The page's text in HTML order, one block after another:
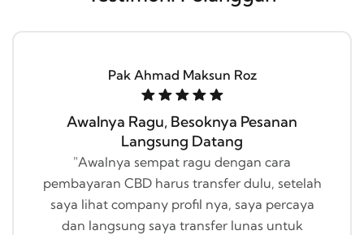
Pak Ahmad Maksun Roz
Awalnya Ragu, Besoknya Pesanan
Langsung Datang
"Awalnya sempat ragu dengan cara
pembayaran CBD harus transfer dulu, setelah
saya lihat company profil nya, saya percaya
dan langsung saya transfer lunas untuk